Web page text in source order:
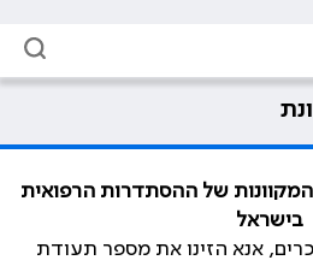
של ההסתדרות הרפואית
בישראל
אנא הזינו את מספר תעודת